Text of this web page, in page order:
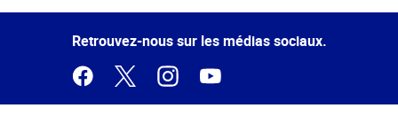
de la
Retrouvez-nous sur les médias sociaux.